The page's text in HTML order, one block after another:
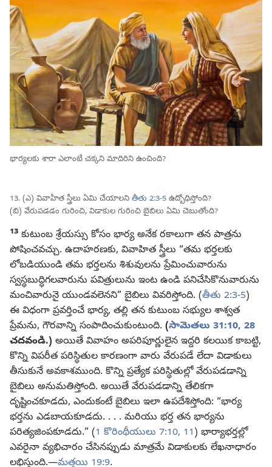
భార్యలకు శారా ఎలాంటి చక్కని మాదిరిని ఉంచింది?
13. (ఎ) వివాహిత స్త్రీలు ఏమి చేయాలని తీతు 2:3-5 ఉద్బోధిస్తోంది?
(బి) వేరుపడడం గురించి, విడాకుల గురించి బైబిలు ఏమి చెబుతోంది?
13 కుటుంబ శ్రేయస్సు కోసం భార్య అనేక రకాలుగా తన పాత్రను
పోషించవచ్చు. ఉదాహరణకు, వివాహిత స్త్రీలు “తమ భర్తలకు
లోబడియుండి తమ భర్తలను శిశువులను ప్రేమించువారును
స్వస్థబుద్ధిగలవారును పవిత్రులును ఇంట ఉండి పనిచేసికొనువారును
మంచివారునై యుండవలెనని” బైబిలు వివరిస్తోంది. (తీతు 2:3-5)
ఈ విధంగా ప్రవర్తించే భార్య, తల్లి తన కుటుంబ సభ్యుల శాశ్వత
ప్రేమను, గౌరవాన్ని సంపాదించుకుంటుంది. (సామెతలు 31:10, 28
చదవండి.) అయితే వివాహం అపరిపూర్ణులైన ఇద్దరి కలయిక కాబట్టి,
కొన్ని విపరీత పరిస్థితుల కారణంగా వారు వేరుపడే లేదా విడాకులు
తీసుకునే అవకాశముంది. కొన్ని ప్రత్యేక పరిస్థితుల్లో వేరుపడడాన్ని
బైబిలు అనుమతిస్తోంది. అయితే వేరుపడడాన్ని తేలికగా
దృష్టించకూడదు, ఎందుకంటే బైబిలు ఇలా ఉపదేశిస్తోంది: “భార్య
భర్తను ఎడబాయకూడదు. . . . మరియు భర్త తన భార్యను
పరిత్యజింపకూడదు.” (1 కొరింథీయులు 7:10, 11) భార్యాభర్తల్లో
ఎవరైనా వ్యభిచారం చేసినప్పుడు మాత్రమే విడాకులకు లేఖనాధారం
లభిస్తుంది.—మత్తయి 19:9.